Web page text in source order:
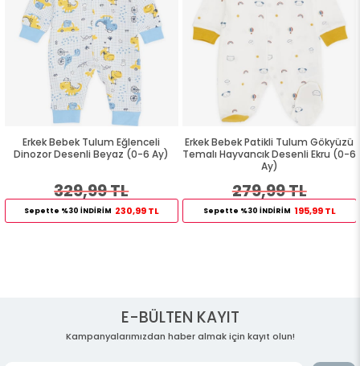
Erkek Bebek Tulum Eğlenceli
Dinozor Desenli Beyaz (0-6 Ay)
329,99 TL
Sepette %30 İNDİRİM 230,99 TL
Erkek Bebek Patikli Tulum Gökyüzü
Temalı Hayvancık Desenli Ekru (0-6
Ay)
279,99 TL
Sepette %30 İNDİRİM 195,99 TL
E-BÜLTEN KAYIT
Kampanyalarımızdan haber almak için kayıt olun!